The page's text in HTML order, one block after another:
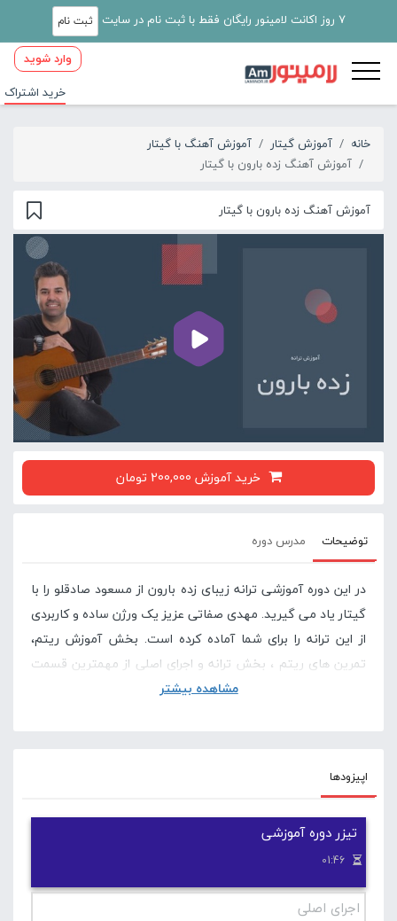
7 روز اکانت لامینور رایگان فقط با ثبت نام در سایت ثبت نام
وارد شوید
خرید اشتراک
خانه آموزش گیتار
آموزش آهنگ با گیتار
آموزش آهنگ زده بارون با گیتار
آموزش آهنگ زده بارون با گیتار
00:00
خرید آموزش 200,000 تومان
توضیحات مدرس دوره
در این دوره آموزشی ترانه زیبای زده بارون از مسعود صادقلو را با
گیتار یاد می گیرید. مهدی صفاتی عزیز یک ورژن ساده و کاربردی
از این ترانه را برای شما آماده کرده است. بخش آموزش ریتم،
تمرین های ریتم ، بخش ترانه و اجرای اصلی از مهمترین قسمت
های این دوره آموزش آهنگ زده بارون از مسعود صادقلو است.
مشاهده کنید .
آموزش مقدماتی گیتار
مشاهده بیشتر
اپیزودها
تیزر دوره آموزشی
اجرای اصلی